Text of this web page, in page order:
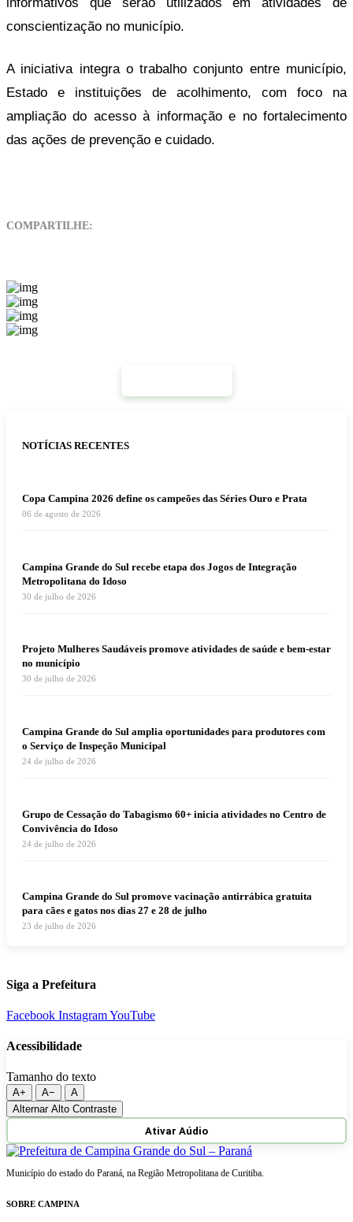
conscientização no município.
A iniciativa integra o trabalho conjunto entre município,
Estado e instituições de acolhimento, com foco na
ampliação do acesso à informação e no fortalecimento
das ações de prevenção e cuidado.
COMPARTILHE:
NOTÍCIAS RECENTES
Copa Campina 2026 define os campeões das Séries Ouro e Prata
06 de agosto de 2026
Campina Grande do Sul recebe etapa dos Jogos de Integração
Metropolitana do Idoso
30 de julho de 2026
Projeto Mulheres Saudáveis promove atividades de saúde e bem-estar
no município
30 de julho de 2026
Campina Grande do Sul amplia oportunidades para produtores com
o Serviço de Inspeção Municipal
24 de julho de 2026
Grupo de Cessação do Tabagismo 60+ inicia atividades no Centro de
Convivência do Idoso
24 de julho de 2026
Campina Grande do Sul promove vacinação antirrábica gratuita
para cães e gatos nos dias 27 e 28 de julho
23 de julho de 2026
Siga a Prefeitura
Facebook InstagramYouTube
Acessibilidade
Tamanho do texto
A+ A−
A
Alternar Alto Contraste
Ativar Aúdio
Município do estado do Paraná, na Região Metropolitana de Curitiba.
SOBRE CAMPINA